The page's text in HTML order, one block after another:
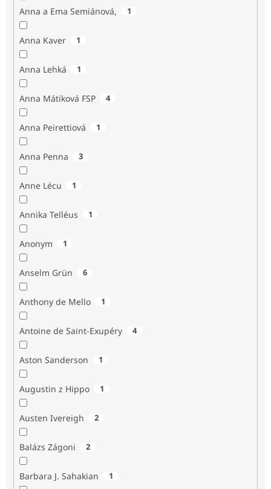
Anna a Ema Semiánová, 1
Anna Kaver 1
Anna Lehká 1
Anna Mátiková FSP 4
Anna Peirettiová 1
Anna Penna 3
Anne Lécu 1
Annika Telléus 1
Anonym 1
Anselm Grün 6
Anthony de Mello 1
Antoine de Saint-Exupéry 4
Aston Sanderson 1
Augustin z Hippo 1
Austen Ivereigh 2
Balázs Zágoni 2
Barbara J. Sahakian 1